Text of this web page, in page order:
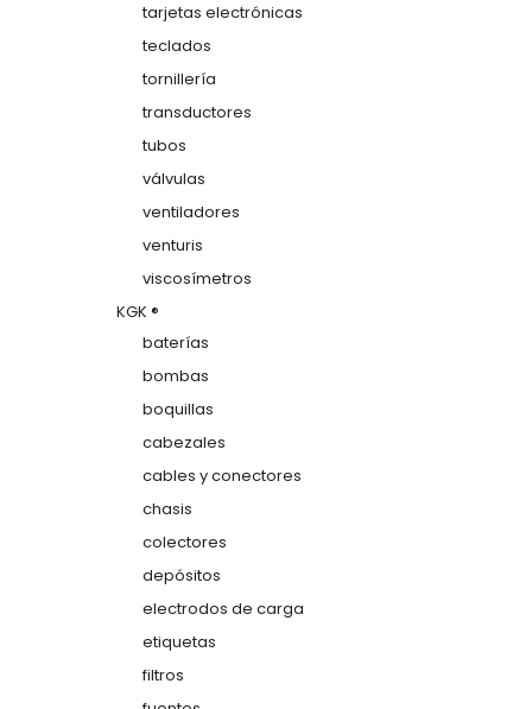
tarjetas electrónicas
teclados
tornillería
transductores
tubos
válvulas
ventiladores
venturis
viscosímetros
KGK ®
baterías
bombas
boquillas
cabezales
cables y conectores
chasis
colectores
depósitos
electrodos de carga
etiquetas
filtros